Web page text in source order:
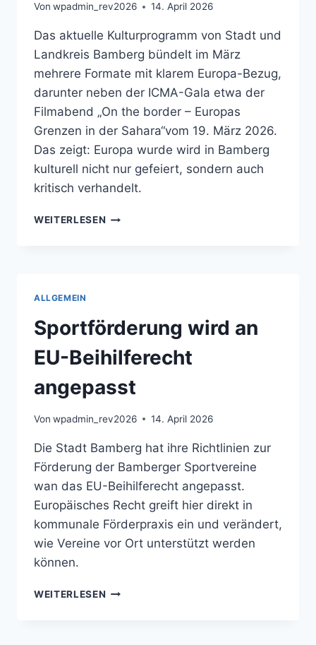
Von wpadmin_rev2026 14. April 2026
Das aktuelle Kulturprogramm von Stadt und
Landkreis Bamberg bündelt im März
mehrere Formate mit klarem Europa-Bezug,
darunter neben der ICMA-Gala etwa der
Filmabend „On the border – Europas
Grenzen in der Sahara“vom 19. März 2026.
Das zeigt: Europa wurde wird in Bamberg
kulturell nicht nur gefeiert, sondern auch
kritisch verhandelt.
WEITERLESEN REGIONALE
ALLGEMEIN
Sportförderung wird an
EU-Beihilferecht
angepasst
Von wpadmin_rev2026 14. April 2026
Die Stadt Bamberg hat ihre Richtlinien zur
Förderung der Bamberger Sportvereine
wan das EU-Beihilferecht angepasst.
Europäisches Recht greift hier direkt in
kommunale Förderpraxis ein und verändert,
wie Vereine vor Ort unterstützt werden
können.
WEITERLESEN SPORTFÖRDERUNG